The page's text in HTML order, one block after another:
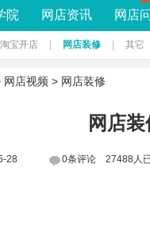
院 网店资讯 网店
淘宝开店 网店装修 其它
网店视频 > 网店装修
网店
05-28 0条评论 27488人